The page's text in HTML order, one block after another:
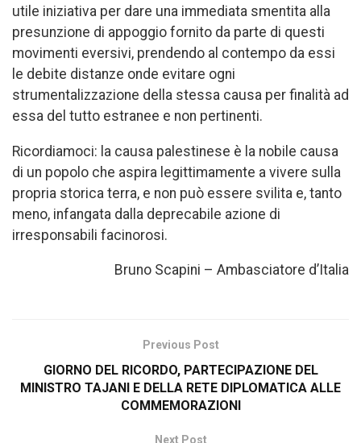
utile iniziativa per dare una immediata smentita alla
presunzione di appoggio fornito da parte di questi
movimenti eversivi, prendendo al contempo da essi
le debite distanze onde evitare ogni
strumentalizzazione della stessa causa per finalità ad
essa del tutto estranee e non pertinenti.
Ricordiamoci: la causa palestinese è la nobile causa
di un popolo che aspira legittimamente a vivere sulla
propria storica terra, e non può essere svilita e, tanto
meno, infangata dalla deprecabile azione di
irresponsabili facinorosi.
Bruno Scapini – Ambasciatore d’Italia
Previous Post
GIORNO DEL RICORDO, PARTECIPAZIONE DEL
MINISTRO TAJANI E DELLA RETE DIPLOMATICA ALLE
COMMEMORAZIONI
Next Post